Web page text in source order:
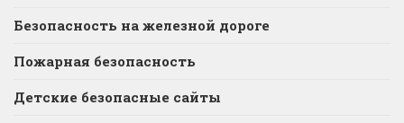
Безопасность на железной дороге
Пожарная безопасность
Детские безопасные сайты